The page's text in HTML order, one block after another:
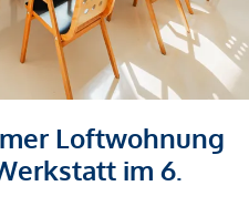
Loftwohnung
im 6.